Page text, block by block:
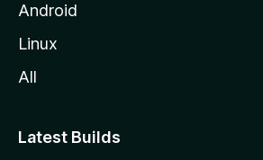
Android
Linux
All
Latest Builds